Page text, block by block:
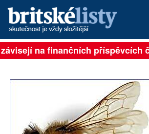
PŘIHLÁSIT
ROZHOVORY
na finančních příspěvcích